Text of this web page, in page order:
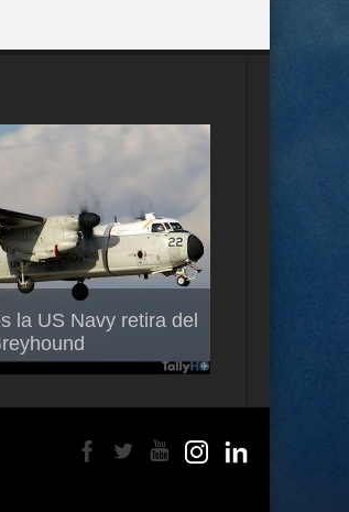
la US Navy retira del
a Guilhem
Director General